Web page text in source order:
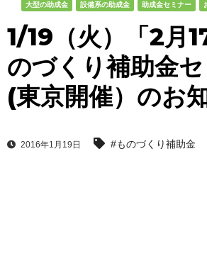
大型の助成金 設備系の助成金 助成金セミナー
1/19（火）「2月
のづくり補助金セ
(東京開催）のお
2016年1月19日 #ものづくり補助金